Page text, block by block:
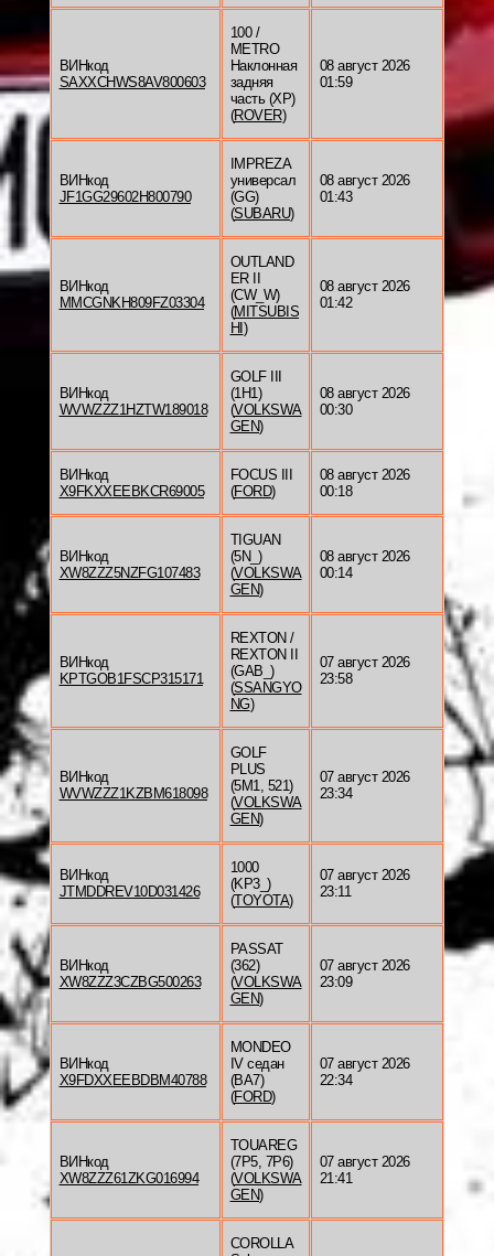
ВИНкод
SAXXCHWS8AV800603
100 /
METRO
Наклонная
задняя
часть (XP)
(ROVER)
08 август 2026
01:59
ВИНкод
JF1GG29602H800790
IMPREZA
универсал
(GG)
(SUBARU)
08 август 2026
01:43
ВИНкод
MMCGNKH809FZ03304
OUTLAND
ER II
(CW_W)
(MITSUBIS
HI )
08 август 2026
01:42
ВИНкод
WVWZZZ1HZTW189018
GOLF III
(1H1)
(VOLKSWA
GEN)
08 август 2026
00:30
ВИНкод
X9FKXXEEBKCR69005
FOCUS III
(FORD)
08 август 2026
00:18
ВИНкод
XW8ZZZ5NZFG107483
TIGUAN
(5N_)
(VOLKSWA
GEN)
08 август 2026
00:14
ВИНкод
KPTGOB1FSCP315171
REXTON /
REXTON II
(GAB_)
(SSANGYO
NG)
07 август 2026
23:58
ВИНкод
WVWZZZ1KZBM618098
GOLF
PLUS
(5M1, 521)
(VOLKSWA
GEN)
07 август 2026
23:34
ВИНкод
JTMDDREV10D031426
1000
(KP3_)
(TOYOTA)
07 август 2026
23:11
ВИНкод
XW8ZZZ3CZBG500263
PASSAT
(362)
(VOLKSWA
GEN)
07 август 2026
23:09
ВИНкод
X9FDXXEEBDBM40788
MONDEO
IV седан
(BA7)
(FORD)
07 август 2026
22:34
ВИНкод
XW8ZZZ61ZKG016994
TOUAREG
(7P5, 7P6)
(VOLKSWA
GEN)
07 август 2026
21:41
COROLLA